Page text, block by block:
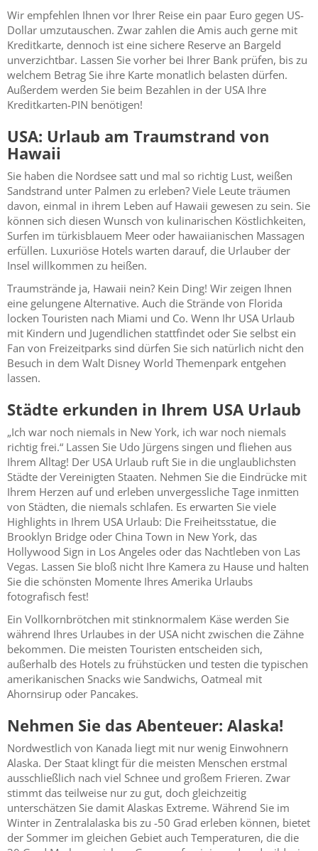
Wir empfehlen Ihnen vor Ihrer Reise ein paar Euro gegen US-
Dollar umzutauschen. Zwar zahlen die Amis auch gerne mit
Kreditkarte, dennoch ist eine sichere Reserve an Bargeld
unverzichtbar. Lassen Sie vorher bei Ihrer Bank prüfen, bis zu
welchem Betrag Sie ihre Karte monatlich belasten dürfen.
Außerdem werden Sie beim Bezahlen in der USA Ihre
Kreditkarten-PIN benötigen!
USA: Urlaub am Traumstrand von
Hawaii
Sie haben die Nordsee satt und mal so richtig Lust, weißen
Sandstrand unter Palmen zu erleben? Viele Leute träumen
davon, einmal in ihrem Leben auf Hawaii gewesen zu sein. Sie
können sich diesen Wunsch von kulinarischen Köstlichkeiten,
Surfen im türkisblauem Meer oder hawaiianischen Massagen
erfüllen. Luxuriöse Hotels warten darauf, die Urlauber der
Insel willkommen zu heißen.
Traumstrände ja, Hawaii nein? Kein Ding! Wir zeigen Ihnen
eine gelungene Alternative. Auch die Strände von Florida
locken Touristen nach Miami und Co. Wenn Ihr USA Urlaub
mit Kindern und Jugendlichen stattfindet oder Sie selbst ein
Fan von Freizeitparks sind dürfen Sie sich natürlich nicht den
Besuch in dem Walt Disney World Themenpark entgehen
lassen.
Städte erkunden in Ihrem USA Urlaub
„Ich war noch niemals in New York, ich war noch niemals
richtig frei.“ Lassen Sie Udo Jürgens singen und fliehen aus
Ihrem Alltag! Der USA Urlaub ruft Sie in die unglaublichsten
Städte der Vereinigten Staaten. Nehmen Sie die Eindrücke mit
Ihrem Herzen auf und erleben unvergessliche Tage inmitten
von Städten, die niemals schlafen. Es erwarten Sie viele
Highlights in Ihrem USA Urlaub: Die Freiheitsstatue, die
Brooklyn Bridge oder China Town in New York, das
Hollywood Sign in Los Angeles oder das Nachtleben von Las
Vegas. Lassen Sie bloß nicht Ihre Kamera zu Hause und halten
Sie die schönsten Momente Ihres Amerika Urlaubs
fotografisch fest!
Ein Vollkornbrötchen mit stinknormalem Käse werden Sie
während Ihres Urlaubes in der USA nicht zwischen die Zähne
bekommen. Die meisten Touristen entscheiden sich,
außerhalb des Hotels zu frühstücken und testen die typischen
amerikanischen Snacks wie Sandwichs, Oatmeal mit
Ahornsirup oder Pancakes.
Nehmen Sie das Abenteuer: Alaska!
Nordwestlich von Kanada liegt mit nur wenig Einwohnern
Alaska. Der Staat klingt für die meisten Menschen erstmal
ausschließlich nach viel Schnee und großem Frieren. Zwar
stimmt das teilweise nur zu gut, doch gleichzeitig
unterschätzen Sie damit Alaskas Extreme. Während Sie im
Winter in Zentralalaska bis zu -50 Grad erleben können, bietet
der Sommer im gleichen Gebiet auch Temperaturen, die die